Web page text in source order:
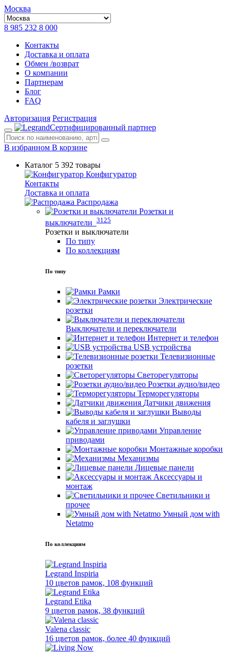
Москва
8 985 232 8 000
Контакты
Доставка и оплата
Обмен /возврат
О компании
Партнерам
Блог
FAQ
Авторизация Регистрация
Сертифицированный партнер
В избранном В корзине
Каталог 5 392 товары
Конфигуратор
Контакты
Доставка и оплата
Распродажа
Розетки и
выключатели 3125
Розетки и выключатели
По типу
По коллекциям
По типу
Рамки
Электрические
розетки
Выключатели и переключатели
Интернет и телефон
USB устройства
Телевизионные
розетки
Светорегуляторы
Розетки аудио/видео
Терморегуляторы
Датчики движения
Выводы
кабеля и заглушки
Управление
приводами
Монтажные коробки
Механизмы
Лицевые панели
Аксессуары и
монтаж
Светильники и
прочее
Умный дом with
Netatmo
По коллекциям
Legrand Inspiria
10 цветов рамок, 108 функций
Legrand Etika
9 цветов рамок, 38 функций
Valena classic
16 цветов рамок, более 40 функций